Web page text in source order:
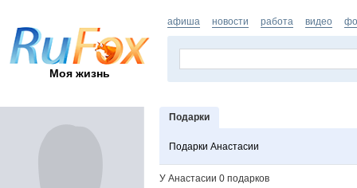
Моя жизнь
афиша новости работа видео
Подарки
Подарки Анастасии
У Анастасии 0 подарков